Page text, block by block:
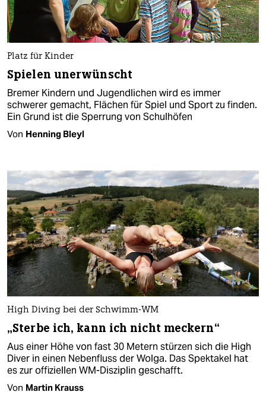
Platz für Kinder
Spielen unerwünscht
Bremer Kindern und Jugendlichen wird es immer
schwerer gemacht, Flächen für Spiel und Sport zu finden.
Ein Grund ist die Sperrung von Schulhöfen
Von Henning Bleyl
High Diving bei der Schwimm-WM
„Sterbe ich, kann ich nicht meckern“
Aus einer Höhe von fast 30 Metern stürzen sich die High
Diver in einen Nebenfluss der Wolga. Das Spektakel hat
es zur offiziellen WM-Disziplin geschafft.
Von Martin Krauss